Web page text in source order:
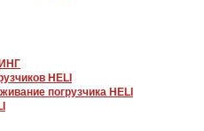
HELI
погрузчика HELI